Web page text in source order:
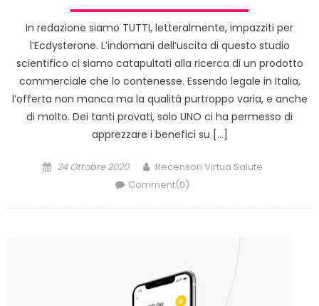
In redazione siamo TUTTI, letteralmente, impazziti per
l’Ecdysterone. L’indomani dell’uscita di questo studio
scientifico ci siamo catapultati alla ricerca di un prodotto
commerciale che lo contenesse. Essendo legale in Italia,
l’offerta non manca ma la qualità purtroppo varia, e anche
di molto. Dei tanti provati, solo UNO ci ha permesso di
apprezzare i benefici su […]
Posted
24 Ottobre 2020 Author
Recensori Virtua Salute
Comment(0)